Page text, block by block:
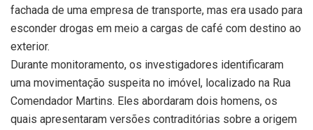
fachada de uma empresa de transporte, mas era usado para
esconder drogas em meio a cargas de café com destino ao
exterior.
Durante monitoramento, os investigadores identificaram
uma movimentação suspeita no imóvel, localizado na Rua
Comendador Martins. Eles abordaram dois homens, os
quais apresentaram versões contraditórias sobre a origem